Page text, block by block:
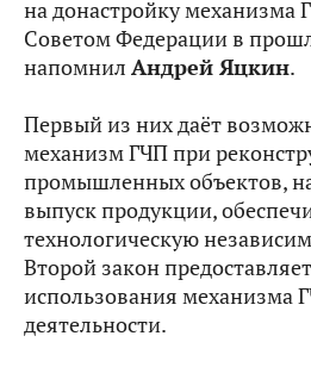
на донастройку механизма
Советом Федерации в
напомнил Андрей Яцкин.
Первый из них даёт
механизм ГЧП при
промышленных объектов,
выпуск продукции,
технологическую
Второй закон
использования механизма
деятельности.